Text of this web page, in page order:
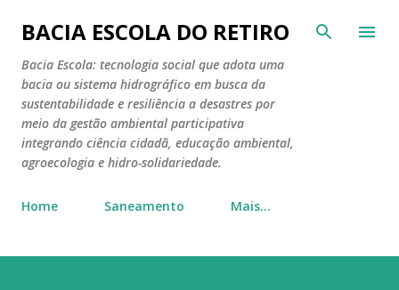
Pular para o conteúdo principal
BACIA ESCOLA DO RETIRO
Bacia Escola: tecnologia social que adota uma
bacia ou sistema hidrográfico em busca da
sustentabilidade e resiliência a desastres por
meio da gestão ambiental participativa
integrando ciência cidadã, educação ambiental,
agroecologia e hidro-solidariedade.
Home Saneamento Mais…